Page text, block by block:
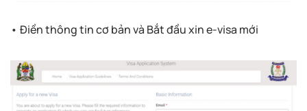
• Điền thông tin cơ bản và Bắt đầu xin e-visa mới